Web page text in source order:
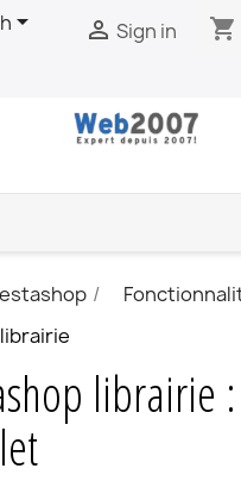
  Sign in shopping_cart
librairie